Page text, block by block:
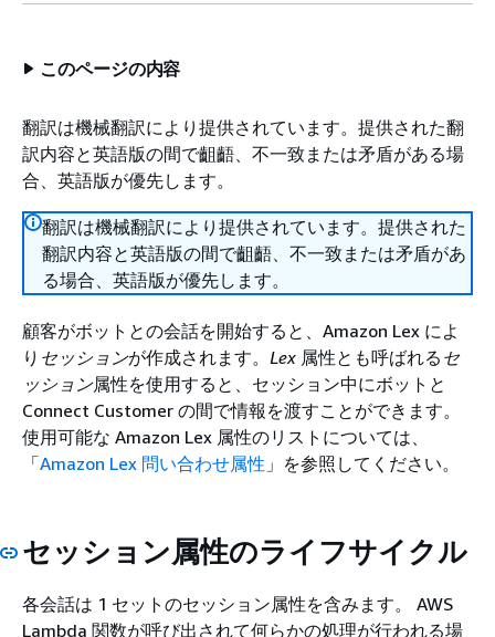
このページの内容
翻訳は機械翻訳により提供されています。提供された翻
訳内容と英語版の間で齟齬、不一致または矛盾がある場
合、英語版が優先します。
翻訳は機械翻訳により提供されています。提供された
翻訳内容と英語版の間で齟齬、不一致または矛盾があ
る場合、英語版が優先します。
顧客がボットとの会話を開始すると、Amazon Lex によ
り セッションが作成されます。 Lex 属性とも呼ばれる セ
ッション属性を使用すると、セッション中にボットと
Connect Customer の間で情報を渡すことができます。
使用可能な Amazon Lex 属性のリストについては、
「Amazon Lex 問い合わせ属性 」を参照してください。
セッション属性のライフサイクル
各会話は 1 セットのセッション属性を含みます。 AWS
Lambda 関数が呼び出されて何らかの処理が行われる場